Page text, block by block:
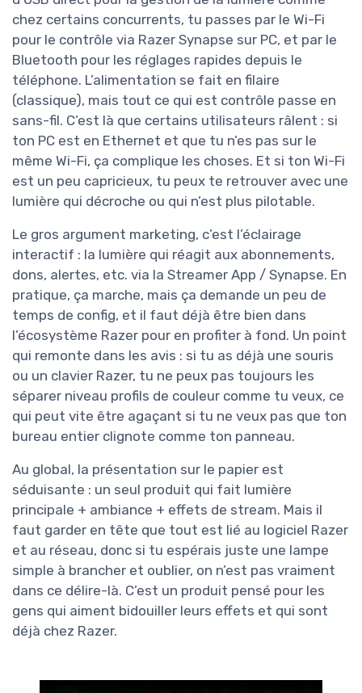
chez certains concurrents, tu passes par le Wi-Fi
pour le contrôle via Razer Synapse sur PC, et par le
Bluetooth pour les réglages rapides depuis le
téléphone. L’alimentation se fait en filaire
(classique), mais tout ce qui est contrôle passe en
sans-fil. C’est là que certains utilisateurs râlent : si
ton PC est en Ethernet et que tu n’es pas sur le
même Wi-Fi, ça complique les choses. Et si ton Wi-Fi
est un peu capricieux, tu peux te retrouver avec une
lumière qui décroche ou qui n’est plus pilotable.
Le gros argument marketing, c’est l’éclairage
interactif : la lumière qui réagit aux abonnements,
dons, alertes, etc. via la Streamer App / Synapse. En
pratique, ça marche, mais ça demande un peu de
temps de config, et il faut déjà être bien dans
l’écosystème Razer pour en profiter à fond. Un point
qui remonte dans les avis : si tu as déjà une souris
ou un clavier Razer, tu ne peux pas toujours les
séparer niveau profils de couleur comme tu veux, ce
qui peut vite être agaçant si tu ne veux pas que ton
bureau entier clignote comme ton panneau.
Au global, la présentation sur le papier est
séduisante : un seul produit qui fait lumière
principale + ambiance + effets de stream. Mais il
faut garder en tête que tout est lié au logiciel Razer
et au réseau, donc si tu espérais juste une lampe
simple à brancher et oublier, on n’est pas vraiment
dans ce délire-là. C’est un produit pensé pour les
gens qui aiment bidouiller leurs effets et qui sont
déjà chez Razer.